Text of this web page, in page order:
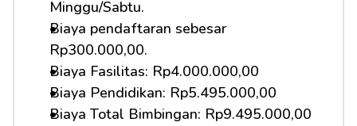
Minggu/Sabtu.
Biaya pendaftaran sebesar
Rp300.000,00.
Biaya Fasilitas: Rp4.000.000,00
Biaya Pendidikan: Rp5.495.000,00
Biaya Total Bimbingan: Rp9.495.000,00